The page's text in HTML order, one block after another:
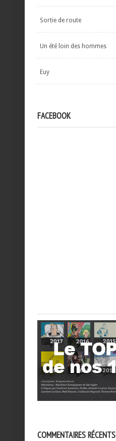
Sortie de route
Un été loin des hommes
Euy
FACEBOOK
COMMENTAIRES RÉCENTS